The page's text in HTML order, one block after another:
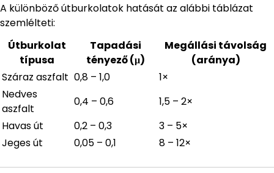
A különböző útburkolatok hatását az alábbi táblázat
szemlélteti:
Útburkolat
típusa
Tapadási
tényező (μ)
Megállási távolság
(aránya)
Száraz aszfalt 0,8 – 1,0
1×
Nedves
aszfalt
0,4 – 0,6
1,5 – 2×
Havas út
0,2 – 0,3
3 – 5×
Jeges út
0,05 – 0,1 8 – 12×